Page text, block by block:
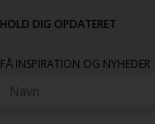
HOLD DIG OPDATERET
FÅ INSPIRATION OG NYHEDER